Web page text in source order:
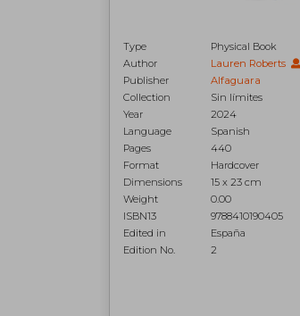
Type
Physical Book
Author
Lauren Roberts
Publisher
Alfaguara
Collection
Sin límites
Year
2024
Language
Spanish
Pages
440
Format
Hardcover
Dimensions
15 x 23 cm
Weight
0.00
ISBN13
9788410190405
Edited in
España
Edition No.
2